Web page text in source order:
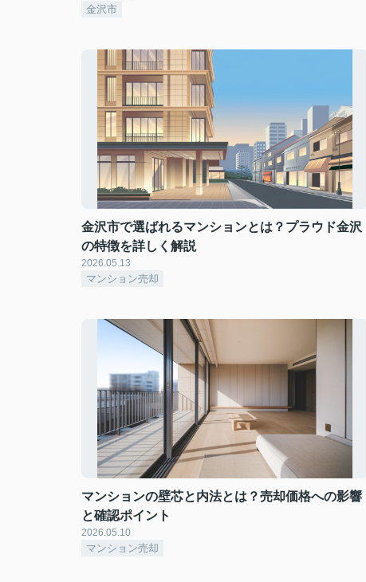
金沢市
金沢市で選ばれるマンションとは？プラウド金沢
の特徴を詳しく解説
2026.05.13
マンション売却
マンションの壁芯と内法とは？売却価格への影響
と確認ポイント
2026.05.10
マンション売却